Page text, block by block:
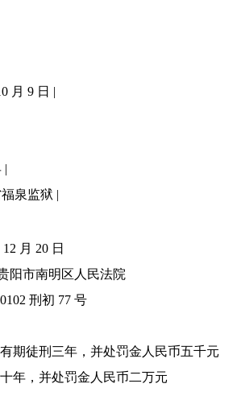
月 9 日 |
|
泉监狱 |
12 月 20 日
阳市南明区人民法院
刑初 77 号
有期徒刑三年，并处罚金人民币五千元
十年，并处罚金人民币二万元